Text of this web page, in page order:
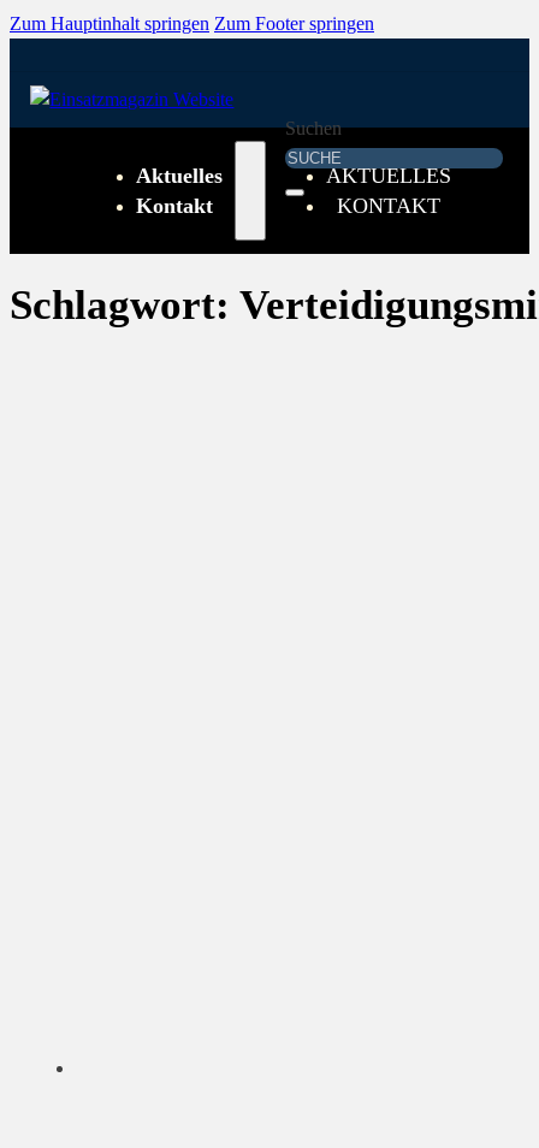
Zum Hauptinhalt springen Zum Footer springen
Suchen
Aktuelles
Kontakt
AKTUELLES
KONTAKT
Schlagwort: